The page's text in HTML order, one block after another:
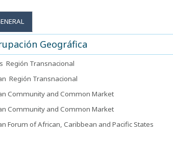
Geográfica
Región Transnacional
Región Transnacional
Community and Common Market
Community and Common Market
Forum of African, Caribbean and Pacific States